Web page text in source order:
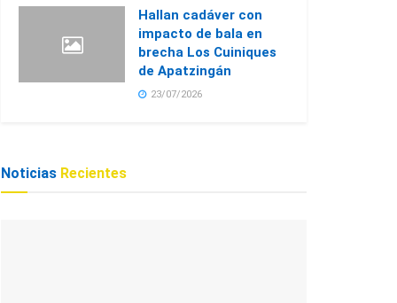
Hallan cadáver con
impacto de bala en
brecha Los Cuiniques
de Apatzingán
23/07/2026
Noticias Recientes